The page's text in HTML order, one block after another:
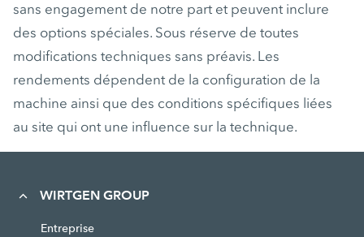
sans engagement de notre part et peuvent inclure
des options spéciales. Sous réserve de toutes
modifications techniques sans préavis. Les
rendements dépendent de la configuration de la
machine ainsi que des conditions spécifiques liées
au site qui ont une influence sur la technique.
WIRTGEN GROUP
Entreprise